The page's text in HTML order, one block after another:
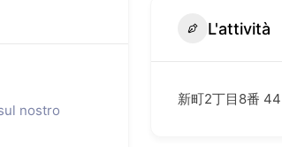
nostro
L'attività
新町2丁目8番 44